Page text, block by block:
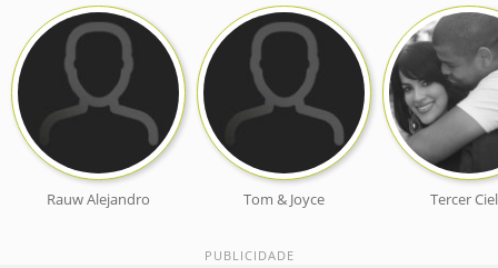
Rauw Alejandro Tom & Joyce Tercer